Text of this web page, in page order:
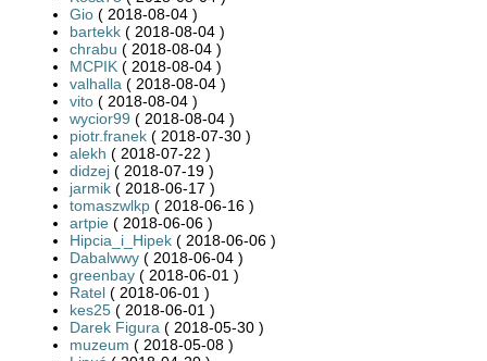
Gio ( 2018-08-04 )
bartekk ( 2018-08-04 )
chrabu ( 2018-08-04 )
MCPIK ( 2018-08-04 )
valhalla ( 2018-08-04 )
vito ( 2018-08-04 )
wycior99 ( 2018-08-04 )
piotr.franek ( 2018-07-30 )
alekh ( 2018-07-22 )
didzej ( 2018-07-19 )
jarmik ( 2018-06-17 )
tomaszwlkp ( 2018-06-16 )
artpie ( 2018-06-06 )
Hipcia_i_Hipek ( 2018-06-06 )
Dabalwwy ( 2018-06-04 )
greenbay ( 2018-06-01 )
Ratel ( 2018-06-01 )
kes25 ( 2018-06-01 )
Darek Figura ( 2018-05-30 )
muzeum ( 2018-05-08 )